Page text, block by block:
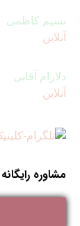
نسیم کاظمی
آنلاین
دلارام آقایی
آنلاین
مشاوره